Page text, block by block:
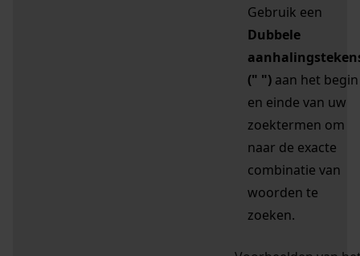
Gebruik een
Dubbele
(" ") aan het begin
en einde van uw
zoektermen om
naar de exacte
combinatie van
woorden te
zoeken.